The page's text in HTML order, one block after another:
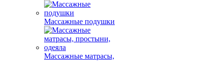
Массажные подушки
Массажные матрасы,